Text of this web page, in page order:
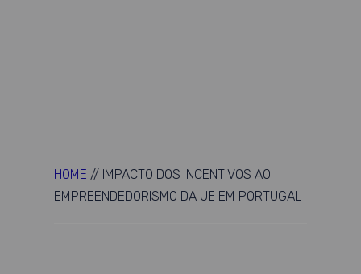
HOME // IMPACTO DOS INCENTIVOS AO
EMPREENDEDORISMO DA UE EM PORTUGAL